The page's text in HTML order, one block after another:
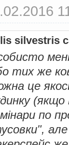
silvestris
тих же
це
(якщо
по